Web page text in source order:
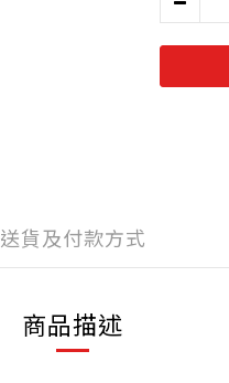
送貨及付款方式
商品描述